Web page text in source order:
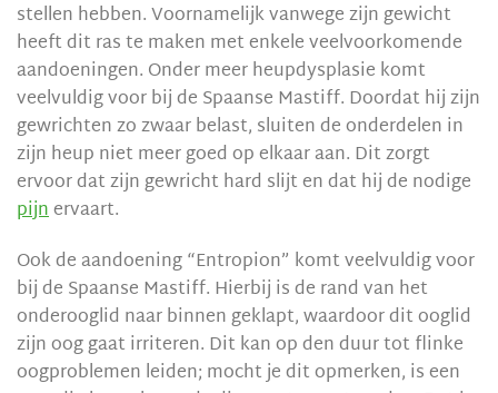
stellen hebben. Voornamelijk vanwege zijn gewicht
heeft dit ras te maken met enkele veelvoorkomende
aandoeningen. Onder meer heupdysplasie komt
veelvuldig voor bij de Spaanse Mastiff. Doordat hij zijn
gewrichten zo zwaar belast, sluiten de onderdelen in
zijn heup niet meer goed op elkaar aan. Dit zorgt
ervoor dat zijn gewricht hard slijt en dat hij de nodige
pijnervaart.
Ook de aandoening “Entropion” komt veelvuldig voor
bij de Spaanse Mastiff. Hierbij is de rand van het
onderooglid naar binnen geklapt, waardoor dit ooglid
zijn oog gaat irriteren. Dit kan op den duur tot flinke
oogproblemen leiden; mocht je dit opmerken, is een